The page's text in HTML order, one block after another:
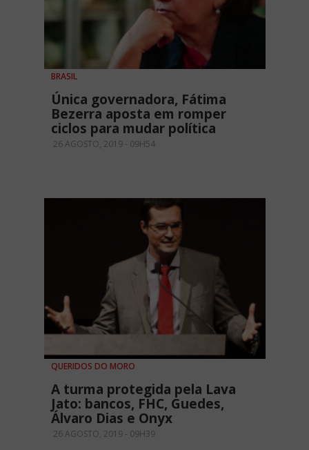
BRASIL
Única governadora, Fátima
Bezerra aposta em romper
ciclos para mudar política
26 AGOSTO, 2019 - 09H54
QUERIDOS DO MORO
A turma protegida pela Lava
Jato: bancos, FHC, Guedes,
Álvaro Dias e Onyx
26 AGOSTO, 2019 - 09H39